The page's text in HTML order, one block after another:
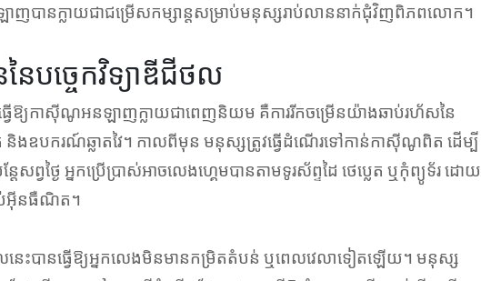
បានក្លាយជាជម្រើសកម្សាន្តសម្រាប់មនុស្សរាប់លាននាក់ជុំវិញពិភពលោក។
នៃបច្ចេកវិទ្យាឌីជីថល
ឱ្យកាស៊ីណូអនឡាញក្លាយជាពេញនិយម គឺការរីកចម្រើនយ៉ាងឆាប់រហ័សនៃ
និងឧបករណ៍ឆ្លាតវៃ។ កាលពីមុន មនុស្សត្រូវធ្វើដំណើរទៅកាន់កាស៊ីណូពិត ដើម្បី
សព្វថ្ងៃ អ្នកប្រើប្រាស់អាចលេងហ្គេមបានតាមទូរស័ព្ទដៃ ថេប្លេត ឬកុំព្យូទ័រ ដោយ
ាប់អ៊ីនធឺណិត។
េះបានធ្វើឱ្យអ្នកលេងមិនមានកម្រិតតំបន់ ឬពេលវេលាទៀតឡើយ។ មនុស្ស